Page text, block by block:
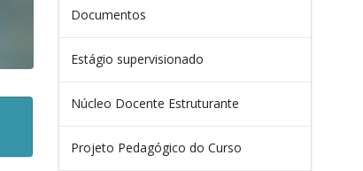
Documentos
Estágio supervisionado
Núcleo Docente Estruturante
Projeto Pedagógico do Curso